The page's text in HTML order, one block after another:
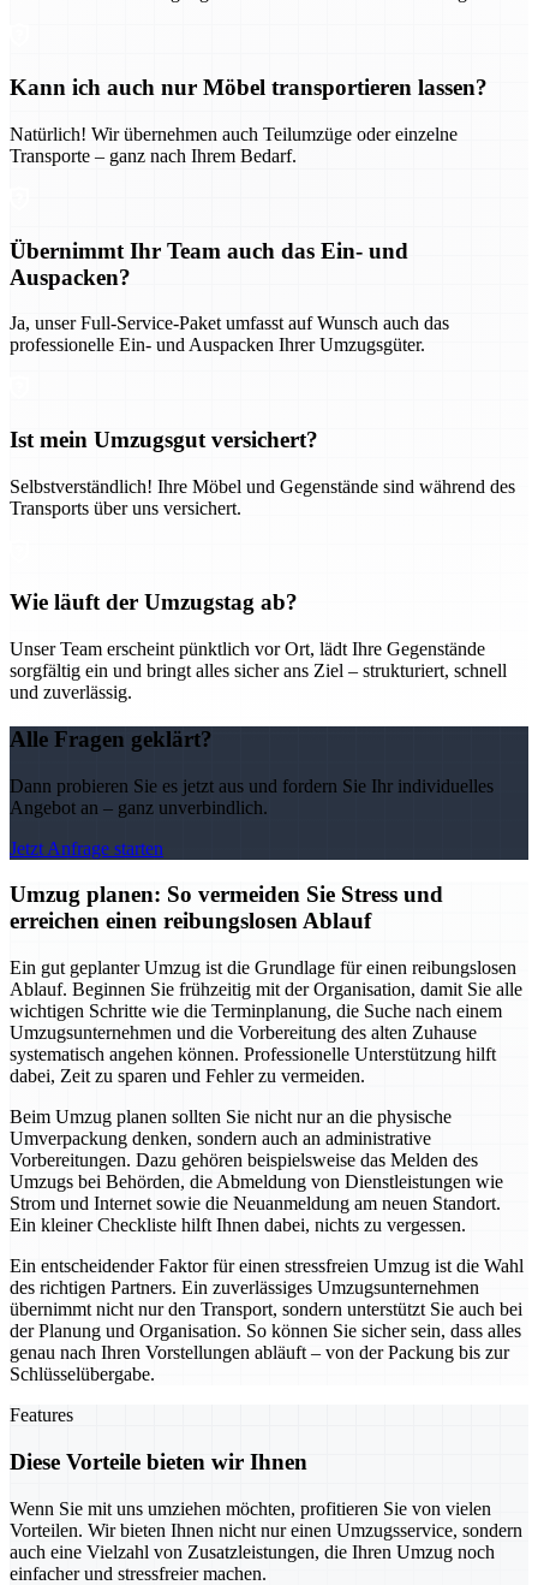
Kann ich auch nur Möbel transportieren lassen?
Natürlich! Wir übernehmen auch Teilumzüge oder einzelne
Transporte – ganz nach Ihrem Bedarf.
Übernimmt Ihr Team auch das Ein- und
Auspacken?
Ja, unser Full-Service-Paket umfasst auf Wunsch auch das
professionelle Ein- und Auspacken Ihrer Umzugsgüter.
Ist mein Umzugsgut versichert?
Selbstverständlich! Ihre Möbel und Gegenstände sind während des
Transports über uns versichert.
Wie läuft der Umzugstag ab?
Unser Team erscheint pünktlich vor Ort, lädt Ihre Gegenstände
sorgfältig ein und bringt alles sicher ans Ziel – strukturiert, schnell
und zuverlässig.
Alle Fragen geklärt?
Dann probieren Sie es jetzt aus und fordern Sie Ihr individuelles
Angebot an – ganz unverbindlich.
Jetzt Anfrage starten
Umzug planen: So vermeiden Sie Stress und
erreichen einen reibungslosen Ablauf
Ein gut geplanter Umzug ist die Grundlage für einen reibungslosen
Ablauf. Beginnen Sie frühzeitig mit der Organisation, damit Sie alle
wichtigen Schritte wie die Terminplanung, die Suche nach einem
Umzugsunternehmen und die Vorbereitung des alten Zuhause
systematisch angehen können. Professionelle Unterstützung hilft
dabei, Zeit zu sparen und Fehler zu vermeiden.
Beim Umzug planen sollten Sie nicht nur an die physische
Umverpackung denken, sondern auch an administrative
Vorbereitungen. Dazu gehören beispielsweise das Melden des
Umzugs bei Behörden, die Abmeldung von Dienstleistungen wie
Strom und Internet sowie die Neuanmeldung am neuen Standort.
Ein kleiner Checkliste hilft Ihnen dabei, nichts zu vergessen.
Ein entscheidender Faktor für einen stressfreien Umzug ist die Wahl
des richtigen Partners. Ein zuverlässiges Umzugsunternehmen
übernimmt nicht nur den Transport, sondern unterstützt Sie auch bei
der Planung und Organisation. So können Sie sicher sein, dass alles
genau nach Ihren Vorstellungen abläuft – von der Packung bis zur
Schlüsselübergabe.
Features
Diese Vorteile bieten wir Ihnen
Wenn Sie mit uns umziehen möchten, profitieren Sie von vielen
Vorteilen. Wir bieten Ihnen nicht nur einen Umzugsservice, sondern
auch eine Vielzahl von Zusatzleistungen, die Ihren Umzug noch
einfacher und stressfreier machen.